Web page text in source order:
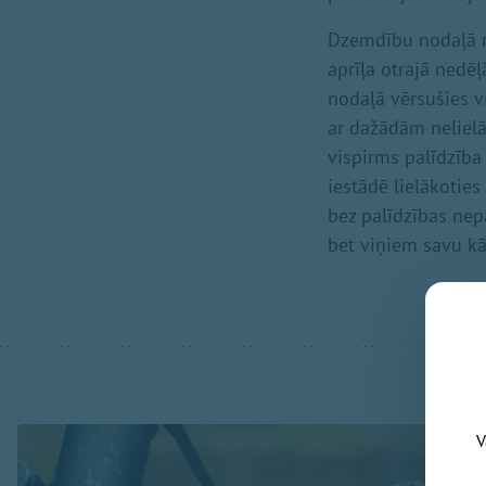
Dzemdību nodaļā
aprīļa otrajā
nodaļā vērsušies
ar dažādām
vispirms
iestādē
bez palīdzības
bet viņiem savu